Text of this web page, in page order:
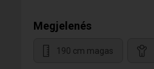
Megjelenés
190 cm magas